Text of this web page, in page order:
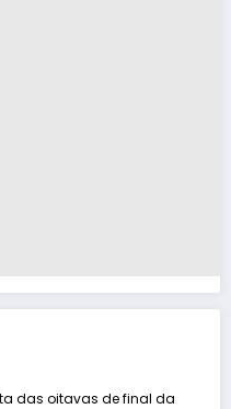
das oitavas de final da